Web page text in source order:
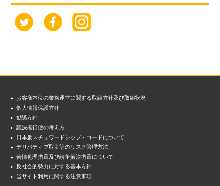
お客様本位の業務運営に関する取組方針及び取組状況
個人情報保護方針
勧誘方針
議決権行使の考え方
日本版スチュワードシップ・コードについて
デリバティブ取引等のリスク管理方法
苦情処理措置及び紛争解決措置について
反社会的勢力に対する基本方針
当サイト利用に関する注意事項